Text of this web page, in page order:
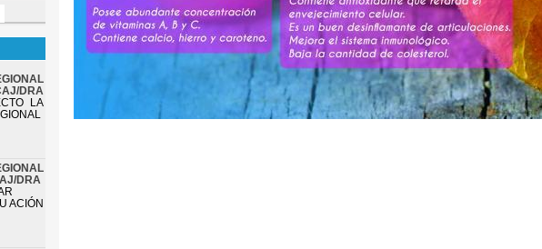
DRA
LA
DRA
ACIÓN